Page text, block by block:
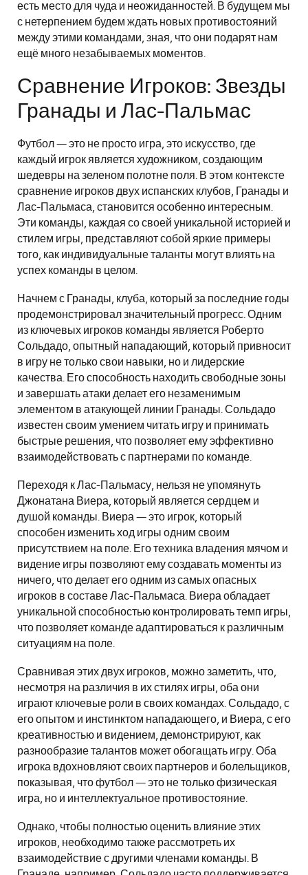
есть место для чуда и неожиданностей. В будущем мы
с нетерпением будем ждать новых противостояний
между этими командами, зная, что они подарят нам
ещё много незабываемых моментов.
Сравнение Игроков: Звезды
Гранады и Лас-Пальмас
Футбол — это не просто игра, это искусство, где
каждый игрок является художником, создающим
шедевры на зеленом полотне поля. В этом контексте
сравнение игроков двух испанских клубов, Гранады и
Лас-Пальмаса, становится особенно интересным.
Эти команды, каждая со своей уникальной историей и
стилем игры, представляют собой яркие примеры
того, как индивидуальные таланты могут влиять на
успех команды в целом.
Начнем с Гранады, клуба, который за последние годы
продемонстрировал значительный прогресс. Одним
из ключевых игроков команды является Роберто
Сольдадо, опытный нападающий, который привносит
в игру не только свои навыки, но и лидерские
качества. Его способность находить свободные зоны
и завершать атаки делает его незаменимым
элементом в атакующей линии Гранады. Сольдадо
известен своим умением читать игру и принимать
быстрые решения, что позволяет ему эффективно
взаимодействовать с партнерами по команде.
Переходя к Лас-Пальмасу, нельзя не упомянуть
Джонатана Виера, который является сердцем и
душой команды. Виера — это игрок, который
способен изменить ход игры одним своим
присутствием на поле. Его техника владения мячом и
видение игры позволяют ему создавать моменты из
ничего, что делает его одним из самых опасных
игроков в составе Лас-Пальмаса. Виера обладает
уникальной способностью контролировать темп игры,
что позволяет команде адаптироваться к различным
ситуациям на поле.
Сравнивая этих двух игроков, можно заметить, что,
несмотря на различия в их стилях игры, оба они
играют ключевые роли в своих командах. Сольдадо, с
его опытом и инстинктом нападающего, и Виера, с его
креативностью и видением, демонстрируют, как
разнообразие талантов может обогащать игру. Оба
игрока вдохновляют своих партнеров и болельщиков,
показывая, что футбол — это не только физическая
игра, но и интеллектуальное противостояние.
Однако, чтобы полностью оценить влияние этих
игроков, необходимо также рассмотреть их
взаимодействие с другими членами команды. В